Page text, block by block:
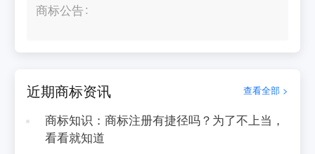
商标公告
近期商标资讯 查看全部 >
商标知识：商标注册有捷径吗？为了不上当，
看看就知道